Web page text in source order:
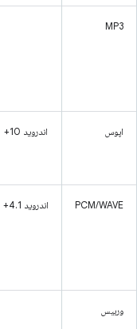
MP3
اپوس اندروید 10+
PCM/WAVE اندروید 4.1+
وربیس